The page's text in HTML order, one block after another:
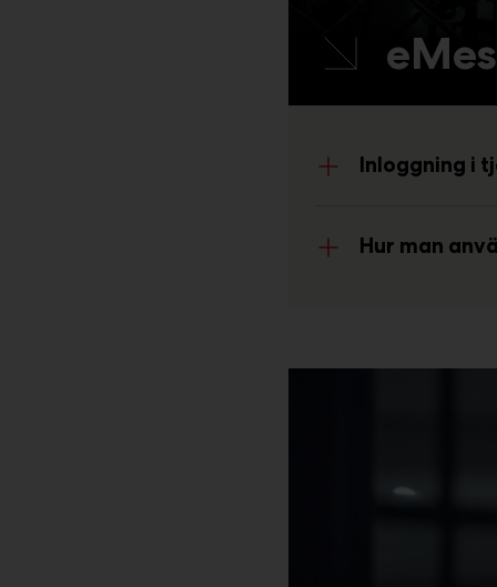
Inloggning i
Hur man